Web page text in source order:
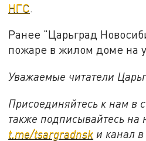
НГС.
Ранее "Царьград
пожаре в жилом доме на
Уважаемые читатели
Присоединяйтесь к нам в
также подписывайтесь на
t.me/tsargradnsk и канал в